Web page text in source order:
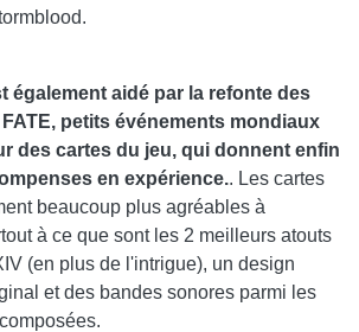
également aidé par la refonte des
petits événements mondiaux
des cartes du jeu, qui donnent enfin
en expérience.. Les cartes
beaucoup plus agréables à
à ce que sont les 2 meilleurs atouts
(en plus de l'intrigue), un design
et des bandes sonores parmi les